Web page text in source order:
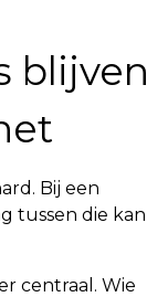
blijven
Bij een
tussen die kan
centraal. Wie